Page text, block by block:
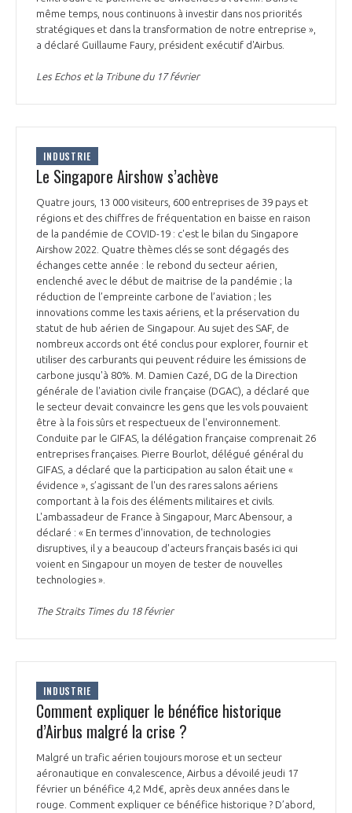
même temps, nous continuons à investir dans nos priorités
stratégiques et dans la transformation de notre entreprise »,
a déclaré Guillaume Faury, président exécutif d'Airbus.
Les Echos et la Tribune du 17 février
INDUSTRIE
Le Singapore Airshow s’achève
Quatre jours, 13 000 visiteurs, 600 entreprises de 39 pays et
régions et des chiffres de fréquentation en baisse en raison
de la pandémie de COVID-19 : c'est le bilan du Singapore
Airshow 2022. Quatre thèmes clés se sont dégagés des
échanges cette année : le rebond du secteur aérien,
enclenché avec le début de maitrise de la pandémie ; la
réduction de l’empreinte carbone de l’aviation ; les
innovations comme les taxis aériens, et la préservation du
statut de hub aérien de Singapour. Au sujet des SAF, de
nombreux accords ont été conclus pour explorer, fournir et
utiliser des carburants qui peuvent réduire les émissions de
carbone jusqu'à 80%. M. Damien Cazé, DG de la Direction
générale de l'aviation civile française (DGAC), a déclaré que
le secteur devait convaincre les gens que les vols pouvaient
être à la fois sûrs et respectueux de l'environnement.
Conduite par le GIFAS, la délégation française comprenait 26
entreprises françaises. Pierre Bourlot, délégué général du
GIFAS, a déclaré que la participation au salon était une «
évidence », s’agissant de l'un des rares salons aériens
comportant à la fois des éléments militaires et civils.
L'ambassadeur de France à Singapour, Marc Abensour, a
déclaré : « En termes d'innovation, de technologies
disruptives, il y a beaucoup d'acteurs français basés ici qui
voient en Singapour un moyen de tester de nouvelles
technologies ».
The Straits Times du 18 février
INDUSTRIE
Comment expliquer le bénéfice historique
d’Airbus malgré la crise ?
Malgré un trafic aérien toujours morose et un secteur
aéronautique en convalescence, Airbus a dévoilé jeudi 17
février un bénéfice 4,2 Md€, après deux années dans le
rouge. Comment expliquer ce bénéfice historique ? D’abord,